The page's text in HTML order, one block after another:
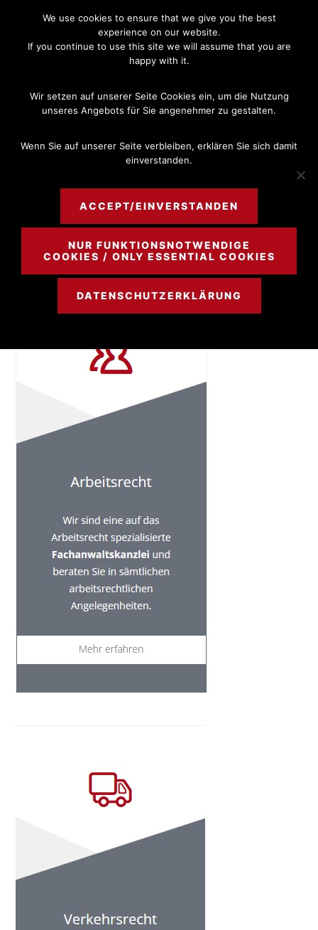
footer
MENU
Seite 2
We use cookies to ensure that we give you the best
experience on our website.
If you continue to use this site we will assume that you are
happy with it.
Wir setzen auf unserer Seite Cookies ein, um die Nutzung
unseres Angebots für Sie angenehmer zu gestalten.
Wenn Sie auf unserer Seite verbleiben, erklären Sie sich damit
einverstanden.
ACCEPT/EINVERSTANDEN
NUR FUNKTIONSNOTWENDIGE
COOKIES / ONLY ESSENTIAL COOKIES
DATENSCHUTZERKLÄRUNG